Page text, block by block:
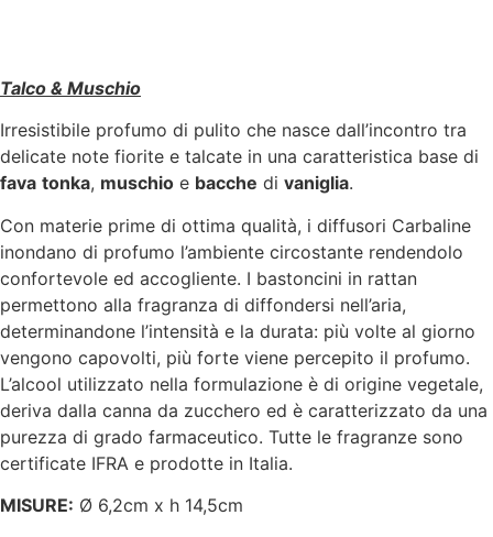
Talco & Muschio
Irresistibile profumo di pulito che nasce dall’incontro tra
delicate note fiorite e talcate in una caratteristica base di
fava tonka, muschio e bacche di vaniglia.
Con materie prime di ottima qualità, i diffusori Carbaline
inondano di profumo l’ambiente circostante rendendolo
confortevole ed accogliente. I bastoncini in rattan
permettono alla fragranza di diffondersi nell’aria,
determinandone l’intensità e la durata: più volte al giorno
vengono capovolti, più forte viene percepito il profumo.
L’alcool utilizzato nella formulazione è di origine vegetale,
deriva dalla canna da zucchero ed è caratterizzato da una
purezza di grado farmaceutico. Tutte le fragranze sono
certificate IFRA e prodotte in Italia.
MISURE: Ø 6,2cm x h 14,5cm